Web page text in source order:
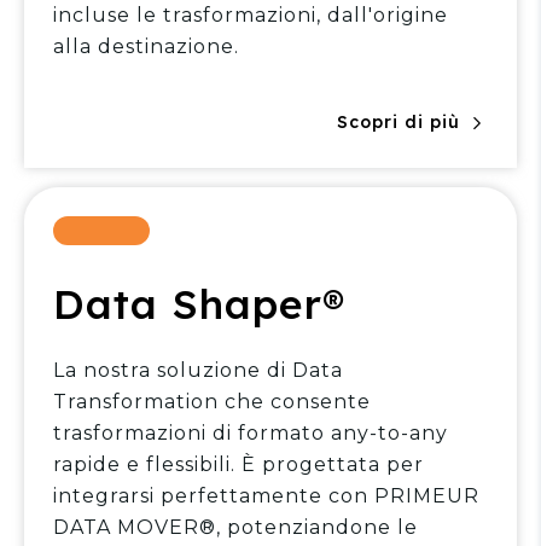
incluse le trasformazioni, dall'origine
alla destinazione.
Scopri di più
Data Shaper®
La nostra soluzione di Data
Transformation che consente
trasformazioni di formato any-to-any
rapide e flessibili. È progettata per
integrarsi perfettamente con PRIMEUR
DATA MOVER®, potenziandone le